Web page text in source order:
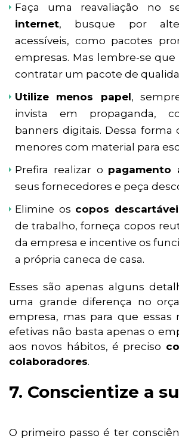
Faça uma reavaliação no
internet, busque por
acessíveis, como pacotes
empresas. Mas lembre-se
contratar um pacote de
Utilize menos papel,
invista em propaganda,
banners digitais. Dessa forma
menores com material para
Prefira realizar o
seus fornecedores e peça
Elimine os copos
de trabalho, forneça copos
da empresa e incentive os
a própria caneca de casa.
Esses são apenas alguns
uma grande diferença no
empresa, mas para que essas
efetivas não basta apenas o
aos novos hábitos, é preciso
colaboradores.
7. Conscientize a
O primeiro passo é ter